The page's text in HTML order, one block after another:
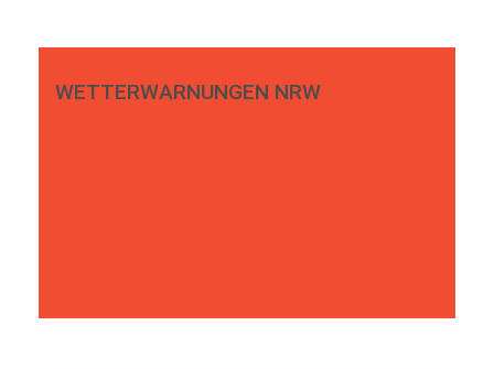
WETTERWARNUNGEN NRW